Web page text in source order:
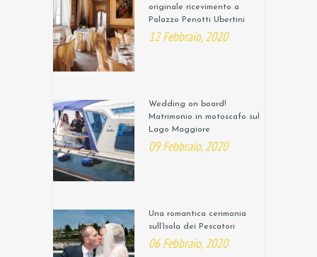
originale ricevimento a
Palazzo Penotti Ubertini
12 Febbraio, 2020
Wedding on board!
Matrimonio in motoscafo sul
Lago Maggiore
09 Febbraio, 2020
Una romantica cerimonia
sull’Isola dei Pescatori
06 Febbraio, 2020